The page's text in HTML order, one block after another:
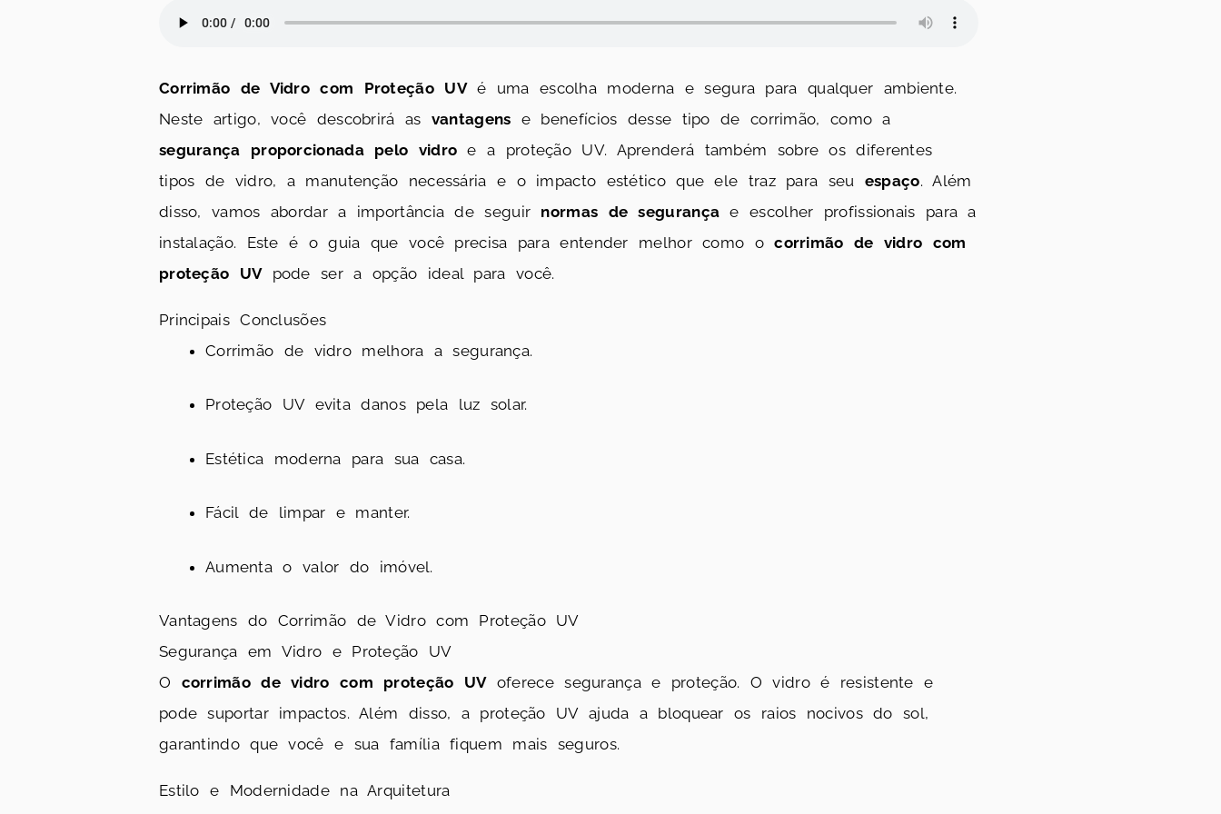
Corrimão de Vidro com Proteção UVé uma escolha moderna e segura para qualquer ambiente.
Neste artigo, você descobrirá as vantagens e benefícios desse tipo de corrimão, como a
segurança proporcionada pelo vidro e a proteção UV. Aprenderá também sobre os diferentes
tipos de vidro, a manutenção necessária e o impacto estético que ele traz para seu espaço. Além
disso, vamos abordar a importância de seguir normas de segurança e escolher profissionais para a
instalação. Este é o guia que você precisa para entender melhor como ocorrimão de vidro com
proteção UVpode ser a opção ideal para você.
Principais Conclusões
Corrimão de vidro melhora a segurança.
Proteção UV evita danos pela luz solar.
Estética moderna para sua casa.
Fácil de limpar e manter.
Aumenta o valor do imóvel.
Vantagens do Corrimão de Vidro com Proteção UV
Segurança em Vidro e Proteção UV
O corrimão de vidro com proteção UVoferece segurança e proteção. O vidro é resistente e
pode suportar impactos. Além disso, a proteção UV ajuda a bloquear os raios nocivos do sol,
garantindo que você e sua família fiquem mais seguros.
Estilo e Modernidade na Arquitetura